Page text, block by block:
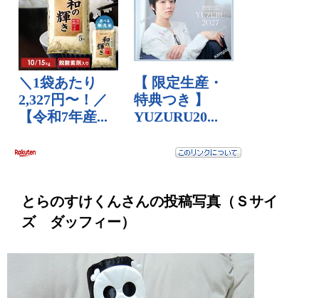
とらのすけくんさんの投稿写真（Ｓサイ
ズ ダッフィー）